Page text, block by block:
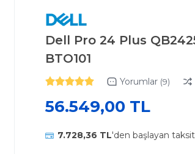
Dell Pro 24 Plus
BTO101
Yorumlar (9)
56.549,00 TL
7.728,36 TL'den başlayan